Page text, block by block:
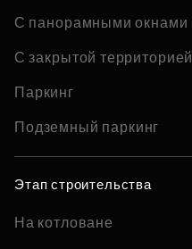
С панорамными окнами
С закрытой территорией
Паркинг
Подземный паркинг
Этап строительства
На котловане